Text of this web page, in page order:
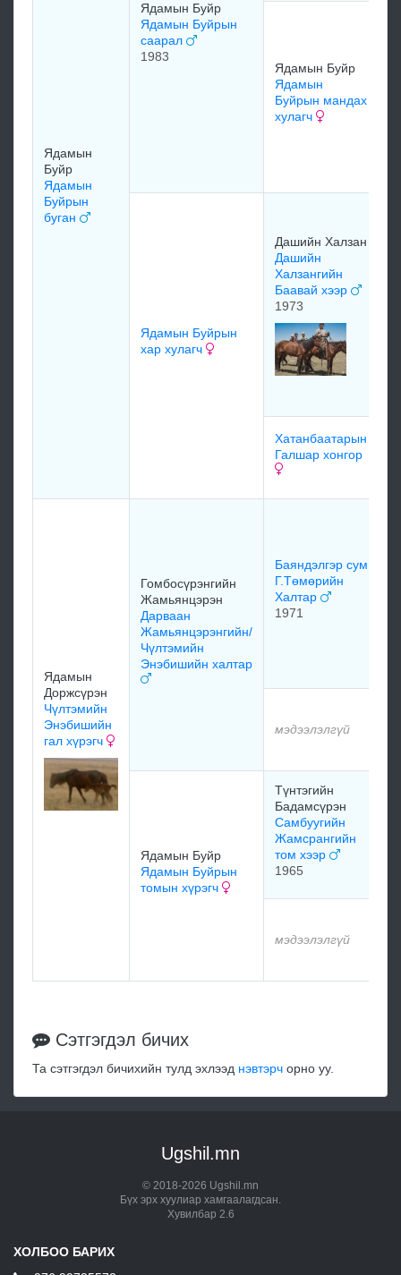
Ядамын
Буйр
Ядамын
Буйрын
буган
Ядамын Буйр
Ядамын Буйрын
саарал
1983
Ядамын Буйр
Ядамын
Буйрын мандах
хулагч
Ядамын Буйрын
хар хулагч
Дашийн Халзан
Дашийн
Халзангийн
Баавай хээр
1973
Хатанбаатарын
Галшар хонгор
Ядамын
Доржсүрэн
Чүлтэмийн
Энэбишийн
гал хүрэгч
Гомбосүрэнгийн
Жамьянцэрэн
Дарваан
Жамьянцэрэнгийн/
Чүлтэмийн
Энэбишийн халтар
Баяндэлгэр сум
Г.Төмөрийн
Халтар
1971
мэдээлэлгүй
Ядамын Буйр
Ядамын Буйрын
томын хүрэгч
Түнтэгийн
Бадамсүрэн
Самбуугийн
Жамсрангийн
том хээр
1965
мэдээлэлгүй
Сэтгэгдэл бичих
Та сэтгэгдэл бичихийн тулд эхлээд нэвтэрч орно уу.
Ugshil.mn
© 2018-2026 Ugshil.mn
Бүх эрх хуулиар хамгаалагдсан.
Хувилбар 2.6
ХОЛБОО БАРИХ